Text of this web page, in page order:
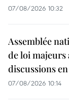
07/08/2026 10:32
Assemblée
de loi majeurs
discussions
07/08/2026 10:14